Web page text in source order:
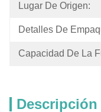
Lugar De Origen:
Detalles De
Capacidad De La